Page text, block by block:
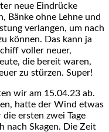
neue Eindrücke
Bänke ohne Lehne und
verlangen, um nach
können. Das kann ja
voller neuer,
die bereit waren,
zu stürzen. Super!
wir am 15.04.23 ab.
hatte der Wind etwas
ersten zwei Tage
nach Skagen. Die Zeit